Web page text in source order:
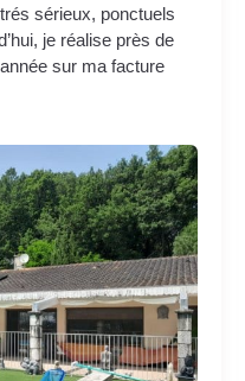
sérieux, ponctuels
je réalise près de
sur ma facture